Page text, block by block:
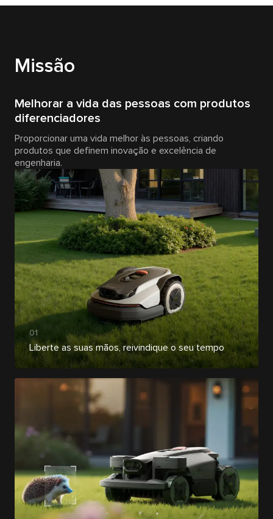
Missão
Melhorar a vida das pessoas com produtos
diferenciadores
Proporcionar uma vida melhor às pessoas, criando
produtos que definem inovação e excelência de
engenharia.
01
Liberte as suas mãos, reivindique o seu tempo